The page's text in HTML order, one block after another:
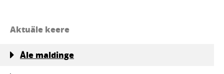
Aktuäle keere
Åle maldinge